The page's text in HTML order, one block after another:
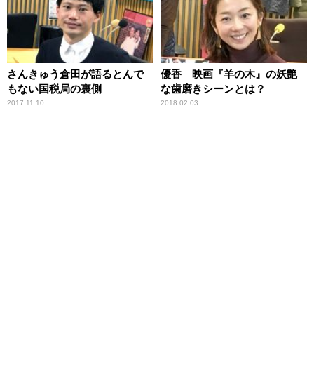
さんきゅう倉田が語るとんで
もない国税局の裏側
2017.11.10
優香 映画『羊の木』の妖艶
な歯磨きシーンとは？
2018.02.03